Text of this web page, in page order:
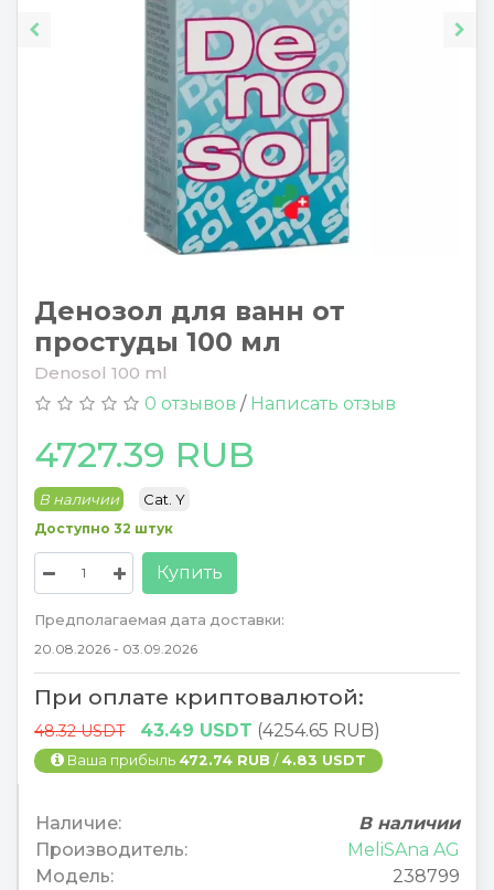
Денозол для ванн от
простуды 100 мл
Denosol 100 ml
0 отзывов / Написать отзыв
4727.39 RUB
В наличии Cat. Y
Доступно 32 штук
Купить
Предполагаемая дата доставки:
20.08.2026 - 03.09.2026
При оплате криптовалютой:
48.32 USDT 43.49 USDT (4254.65 RUB)
Ваша прибыль 472.74 RUB / 4.83 USDT
Наличие:
В наличии
Производитель:
MeliSAna AG
Модель:
238799